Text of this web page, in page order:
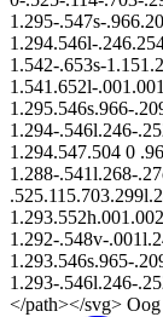
1.295-.547s-
1.294.546l-
1.542-.653s-
1.541.652l-
1.295.546s.966-
1.294-.546l.246-
1.294.547.504 0
1.288-.541l.268-
1.292-.548v-
1.293.546s.965-
1.293-.546l.246-
</path></svg> Oog